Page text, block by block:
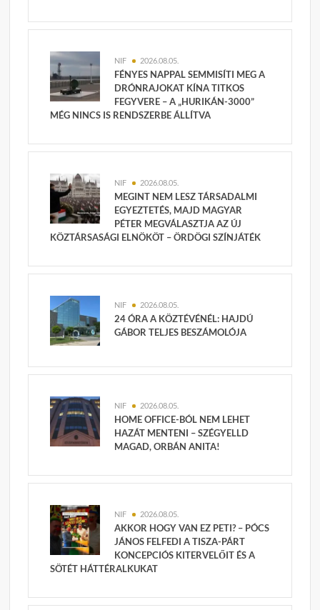
NIF 2026.08.05.
FÉNYES NAPPAL SEMMISÍTI MEG A
DRÓNRAJOKAT KÍNA TITKOS
FEGYVERE – A „HURIKÁN-3000”
MÉG NINCS IS RENDSZERBE ÁLLÍTVA
NIF 2026.08.05.
MEGINT NEM LESZ TÁRSADALMI
EGYEZTETÉS, MAJD MAGYAR
PÉTER MEGVÁLASZTJA AZ ÚJ
KÖZTÁRSASÁGI ELNÖKÖT – ÖRDÖGI SZÍNJÁTÉK
NIF 2026.08.05.
24 ÓRA A KÖZTÉVÉNÉL: HAJDÚ
GÁBOR TELJES BESZÁMOLÓJA
NIF 2026.08.05.
HOME OFFICE-BÓL NEM LEHET
HAZÁT MENTENI – SZÉGYELLD
MAGAD, ORBÁN ANITA!
NIF 2026.08.05.
AKKOR HOGY VAN EZ PETI? – PÓCS
JÁNOS FELFEDI A TISZA-PÁRT
KONCEPCIÓS KITERVELŐIT ÉS A
SÖTÉT HÁTTÉRALKUKAT